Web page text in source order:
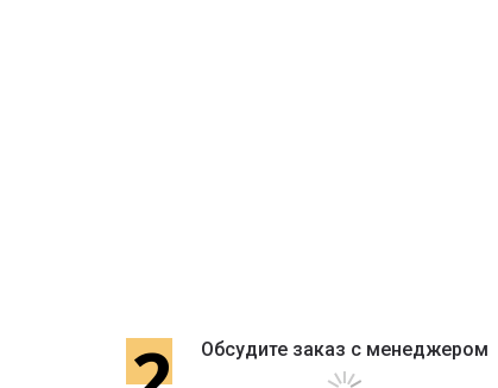
Обсудите заказ с менеджером